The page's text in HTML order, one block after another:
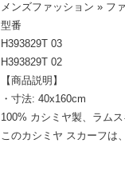
メンズファッション » フ
型番
H393829T 03
H393829T 02
【商品説明】
・寸法: 40x160cm
100% カシミヤ製、ラム
このカシミヤ スカーフは